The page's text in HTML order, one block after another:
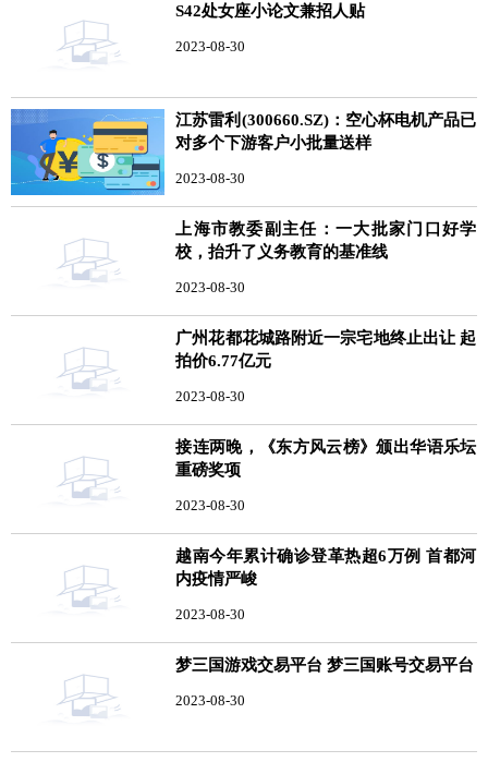
S42处女座小论文兼招人贴
2023-08-30
江苏雷利(300660.SZ)：空心杯电机产品已
对多个下游客户小批量送样
2023-08-30
上海市教委副主任：一大批家门口好学
校，抬升了义务教育的基准线
2023-08-30
广州花都花城路附近一宗宅地终止出让 起
拍价6.77亿元
2023-08-30
接连两晚，《东方风云榜》颁出华语乐坛
重磅奖项
2023-08-30
越南今年累计确诊登革热超6万例 首都河
内疫情严峻
2023-08-30
梦三国游戏交易平台 梦三国账号交易平台
2023-08-30